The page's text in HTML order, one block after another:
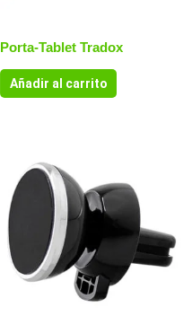
Porta-Tablet Tradox
Añadir al carrito